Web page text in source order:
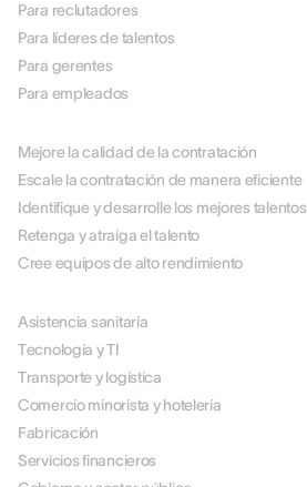
Para reclutadores
Para líderes de talentos
Para gerentes
Para empleados
Mejore la calidad de la contratación
Escale la contratación de manera eficiente
Identifique y desarrolle los mejores talentos
Retenga y atraiga el talento
Cree equipos de alto rendimiento
Asistencia sanitaria
Tecnología y TI
Transporte y logística
Comercio minorista y hotelería
Fabricación
Servicios financieros